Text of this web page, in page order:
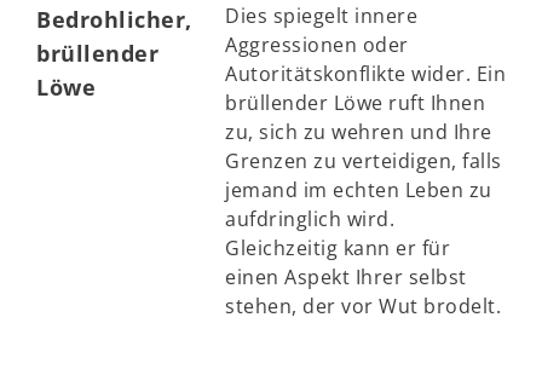
Bedrohlicher,
brüllender
Löwe
Dies spiegelt innere
Aggressionen oder
Autoritätskonflikte wider. Ein
brüllender Löwe ruft Ihnen
zu, sich zu wehren und Ihre
Grenzen zu verteidigen, falls
jemand im echten Leben zu
aufdringlich wird.
Gleichzeitig kann er für
einen Aspekt Ihrer selbst
stehen, der vor Wut brodelt.